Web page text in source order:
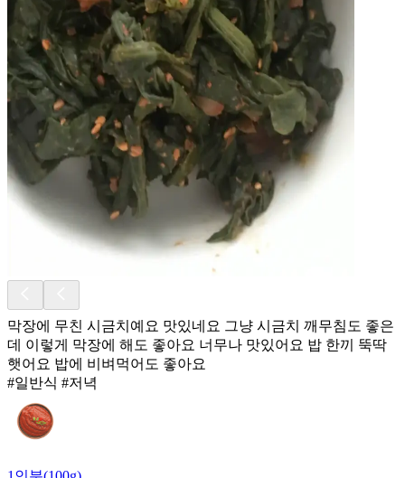
막장에 무친 시금치예요 맛있네요 그냥 시금치 깨무침도 좋은
데 이렇게 막장에 해도 좋아요 너무나 맛있어요 밥 한끼 뚝딱
햇어요 밥에 비벼먹어도 좋아요
#일반식 #저녁